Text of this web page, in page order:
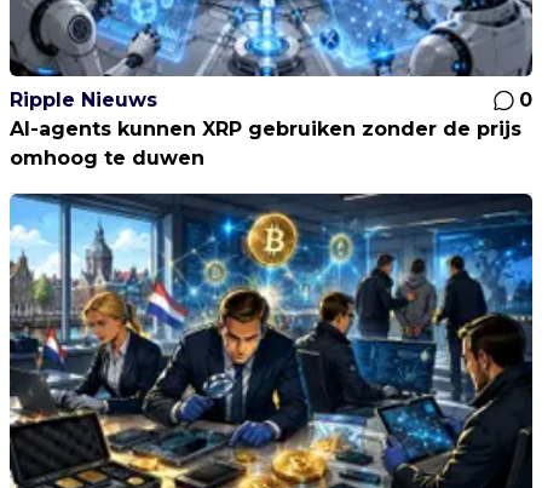
Ripple Nieuws
0
AI-agents kunnen XRP gebruiken zonder de prijs
omhoog te duwen